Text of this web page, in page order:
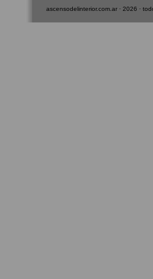
ascensodelinterior.com.ar · 2026 ·